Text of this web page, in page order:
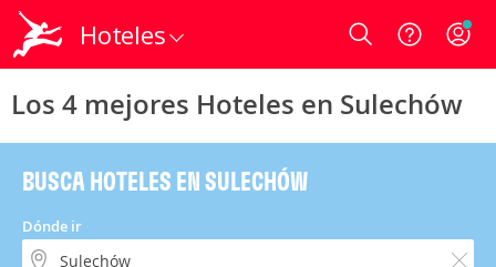
Hoteles Login
Los 4 mejores Hoteles en Sulechów
BUSCA HOTELES EN SULECHÓW
Dónde ir